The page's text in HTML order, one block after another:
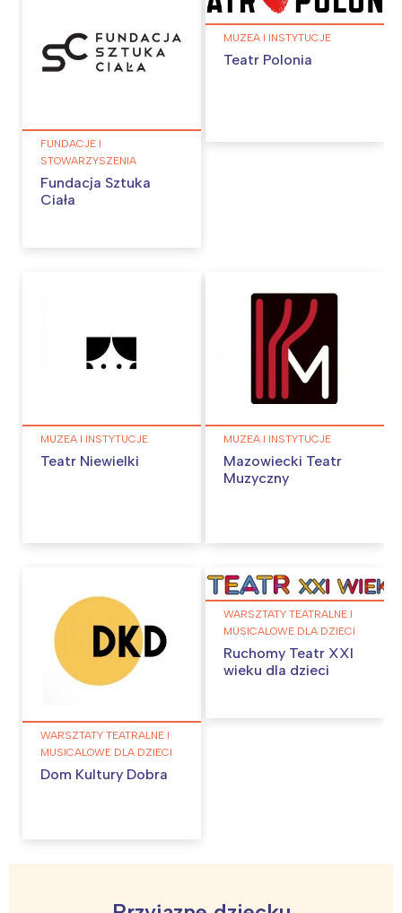
FUNDACJE I
STOWARZYSZENIA
Fundacja Sztuka
Ciała
MUZEA I INSTYTUCJE
Teatr Polonia
MUZEA I INSTYTUCJE
Teatr Niewielki
MUZEA I INSTYTUCJE
Mazowiecki Teatr
Muzyczny
WARSZTATY TEATRALNE I
MUSICALOWE DLA DZIECI
Dom Kultury Dobra
WARSZTATY TEATRALNE I
MUSICALOWE DLA DZIECI
Ruchomy Teatr XXI
wieku dla dzieci
Poznań
Wrocław
Południe
Północ
Wszystkie